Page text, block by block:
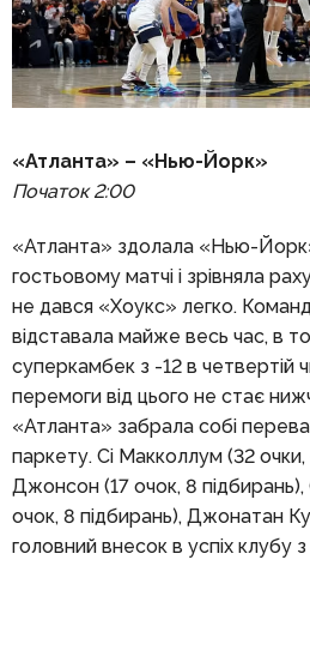
«Атланта» – «Нью-Йорк»
Початок 2:00
«Атланта» здолала «Нью-
гостьовому матчі і зрівняла
не дався «Хоукс» легко.
відставала майже весь час, в
суперкамбек з -12 в четвертій
перемоги від цього не стає
«Атланта» забрала собі
паркету. Сі Макколлум (32
Джонсон (17 очок, 8
очок, 8 підбирань), Джонатан
головний внесок в успіх клубу